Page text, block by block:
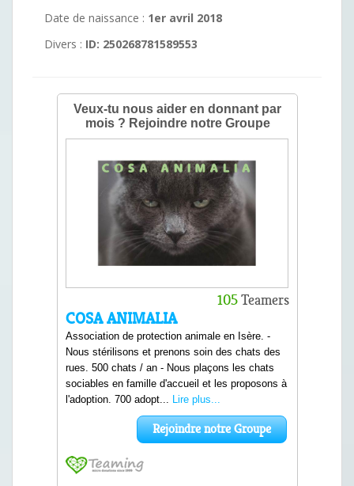
Date de naissance : 1er avril 2018
Divers : ID: 250268781589553